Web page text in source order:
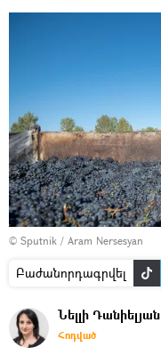
© Sputnik / Aram Nersesyan
Բաժանորդագրվել
Նելլի Դանիելյան
Հոդված